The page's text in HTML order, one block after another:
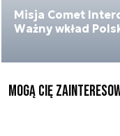
Misja Comet
Ważny wkład
Mogą Cię